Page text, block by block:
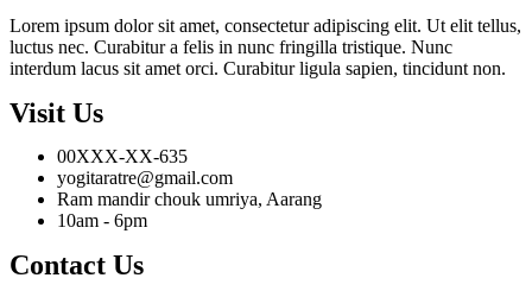
Lorem ipsum dolor sit amet, consectetur adipiscing elit. Ut elit tellus,
luctus nec. Curabitur a felis in nunc fringilla tristique. Nunc
interdum lacus sit amet orci. Curabitur ligula sapien, tincidunt non.
Visit Us
00XXX-XX-635
yogitaratre@gmail.com
Ram mandir chouk umriya, Aarang
10am - 6pm
Contact Us